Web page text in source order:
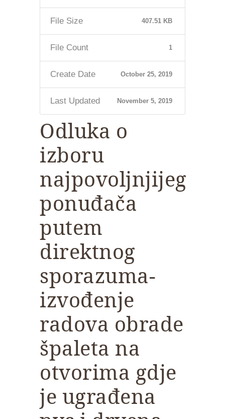
File Size 407.51 KB
File Count 1
Create Date October 25, 2019
Last Updated November 5, 2019
Odluka o
izboru
najpovoljnjijeg
ponuđača
putem
direktnog
sporazuma-
izvođenje
radova obrade
špaleta na
otvorima gdje
je ugrađena